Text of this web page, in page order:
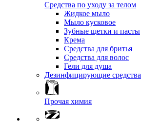
Средства по уходу за телом
Жидкое мыло
Мыло кусковое
Зубные щетки и пасты
Крема
Средства для бритья
Средства для волос
Гели для душа
Дезинфицирующие средства
Прочая химия